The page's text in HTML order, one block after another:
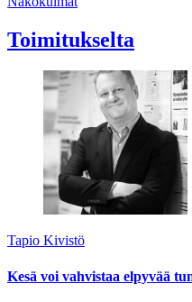
Toimitukselta
Tapio Kivistö
Kesä voi vahvistaa elpyvää